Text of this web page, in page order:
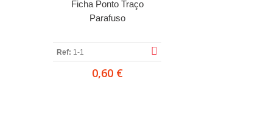
Ficha Ponto Traço
Parafuso
Ref: 1-1
0,60 €